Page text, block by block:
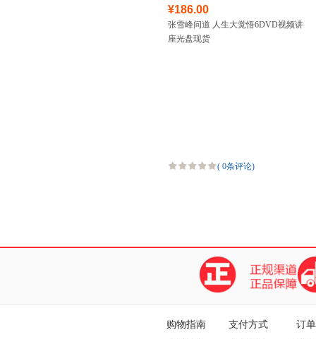
¥186.00
张雪峰问道 人生大觉悟6DVD视频讲
座光盘现货
( 0条评论)
购物指南 支付方式 订